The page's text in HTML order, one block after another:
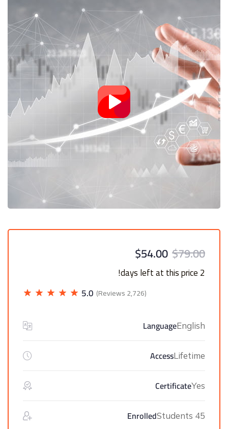
$54.00$79.00
2 days left at this price!
5.0
(2,726 Reviews)
LanguageEnglish
AccessLifetime
CertificateYes
Enrolled 45 Students